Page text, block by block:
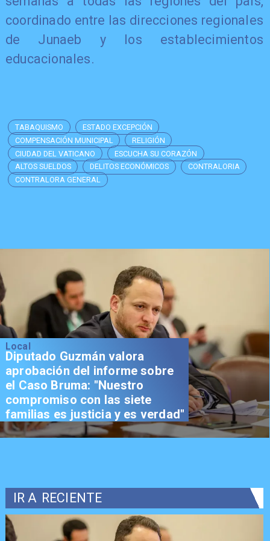
coordinado entre las direcciones regionales
de Junaeb y los establecimientos
educacionales.
TABAQUISMO
ESTADO EXCEPCIÓN
COMPENSACIÓN MUNICIPAL
RELIGIÓN
CIUDAD DEL VATICANO
ESCUCHA SU CORAZÓN
ALTOS SUELDOS
DELITOS ECONÓMICOS
CONTRALORIA
CONTRALORA GENERAL
Local
Diputado Guzmán valora
aprobación del informe sobre
el Caso Bruma: "Nuestro
compromiso con las siete
familias es justicia y es verdad"
IR A RECIENTE